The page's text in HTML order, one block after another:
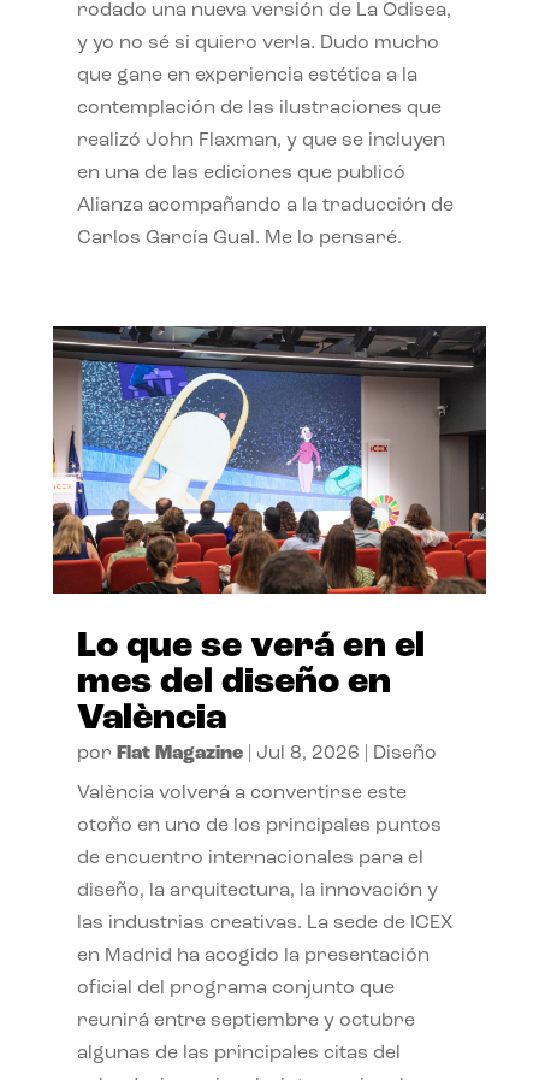
rodado una nueva versión de La Odisea,
y yo no sé si quiero verla. Dudo mucho
que gane en experiencia estética a la
contemplación de las ilustraciones que
realizó John Flaxman, y que se incluyen
en una de las ediciones que publicó
Alianza acompañando a la traducción de
Carlos García Gual. Me lo pensaré.
Lo que se verá en el
mes del diseño en
València
por Flat Magazine| Jul 8, 2026 Diseño
València volverá a convertirse este
otoño en uno de los principales puntos
de encuentro internacionales para el
diseño, la arquitectura, la innovación y
las industrias creativas. La sede de ICEX
en Madrid ha acogido la presentación
oficial del programa conjunto que
reunirá entre septiembre y octubre
algunas de las principales citas del